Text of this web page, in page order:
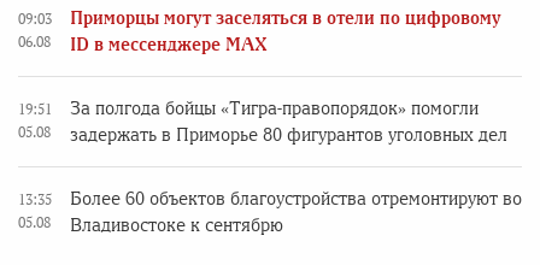
09:03
06.08
Приморцы могут заселяться в отели по цифровому
ID в мессенджере MAX
19:51
05.08
За полгода бойцы «Тигра-правопорядок» помогли
задержать в Приморье 80 фигурантов уголовных дел
13:35
05.08
Более 60 объектов благоустройства отремонтируют во
Владивостоке к сентябрю